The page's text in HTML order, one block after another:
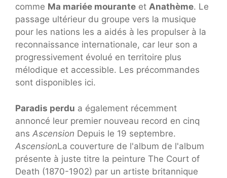
comme Ma mariée mourante et Anathème. Le
passage ultérieur du groupe vers la musique
pour les nations les a aidés à les propulser à la
reconnaissance internationale, car leur son a
progressivement évolué en territoire plus
mélodique et accessible. Les précommandes
sont disponibles ici.
Paradis perdu a également récemment
annoncé leur premier nouveau record en cinq
ans Ascension Depuis le 19 septembre.
AscensionLa couverture de l'album de l'album
présente à juste titre la peinture The Court of
Death (1870-1902) par un artiste britannique